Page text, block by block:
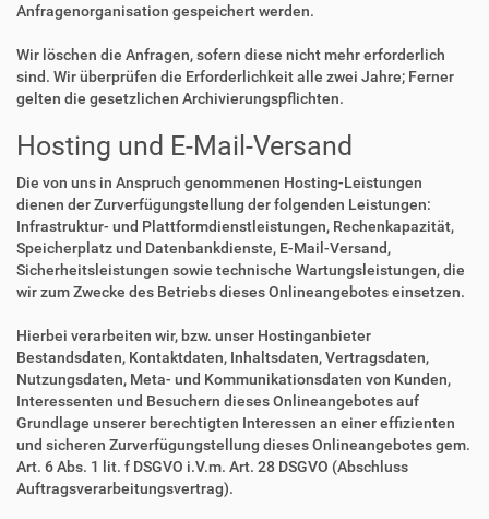
Anfragenorganisation gespeichert werden.
Wir löschen die Anfragen, sofern diese nicht mehr erforderlich
sind. Wir überprüfen die Erforderlichkeit alle zwei Jahre; Ferner
gelten die gesetzlichen Archivierungspflichten.
Hosting und E-Mail-Versand
Die von uns in Anspruch genommenen Hosting-Leistungen
dienen der Zurverfügungstellung der folgenden Leistungen:
Infrastruktur- und Plattformdienstleistungen, Rechenkapazität,
Speicherplatz und Datenbankdienste, E-Mail-Versand,
Sicherheitsleistungen sowie technische Wartungsleistungen, die
wir zum Zwecke des Betriebs dieses Onlineangebotes einsetzen.
Hierbei verarbeiten wir, bzw. unser Hostinganbieter
Bestandsdaten, Kontaktdaten, Inhaltsdaten, Vertragsdaten,
Nutzungsdaten, Meta- und Kommunikationsdaten von Kunden,
Interessenten und Besuchern dieses Onlineangebotes auf
Grundlage unserer berechtigten Interessen an einer effizienten
und sicheren Zurverfügungstellung dieses Onlineangebotes gem.
Art. 6 Abs. 1 lit. f DSGVO i.V.m. Art. 28 DSGVO (Abschluss
Auftragsverarbeitungsvertrag).